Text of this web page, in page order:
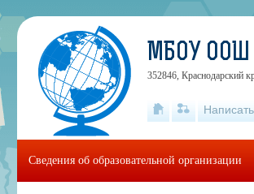
МБОУ ООШ
352846, Краснодарский
Сведения об образовательной организации